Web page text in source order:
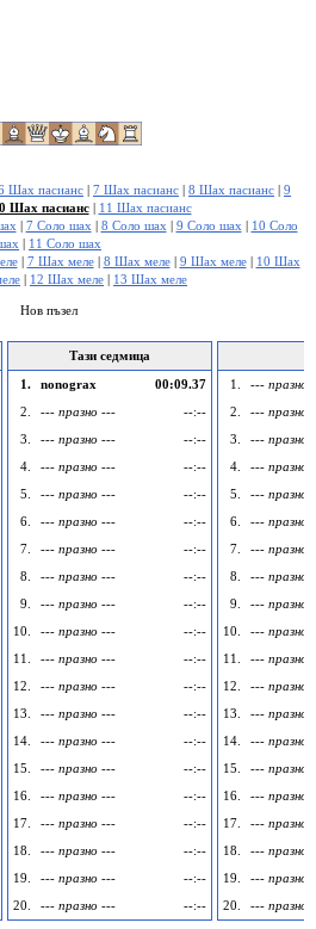
Шах пасианс | 7 Шах пасианс | 8 Шах пасианс | 9
Шах пасианс| 11 Шах пасианс
| 7 Соло шах | 8 Соло шах | 9 Соло шах | 10 Соло
| 11 Соло шах
| 7 Шах меле| 8 Шах меле| 9 Шах меле| 10 Шах
| 12 Шах меле | 13 Шах меле
Нов пъзел
Тази седмица
1.
nonograx
00:09.37
2.
--- празно ---
--:--
3.
--- празно ---
--:--
4.
--- празно ---
--:--
5.
--- празно ---
--:--
6.
--- празно ---
--:--
7.
--- празно ---
--:--
8.
--- празно ---
--:--
9.
--- празно ---
--:--
10.
--- празно ---
--:--
11.
--- празно ---
--:--
12.
--- празно ---
--:--
13.
--- празно ---
--:--
14.
--- празно ---
--:--
15.
--- празно ---
--:--
16.
--- празно ---
--:--
17.
--- празно ---
--:--
18.
--- празно ---
--:--
19.
--- празно ---
--:--
20.
--- празно --- --:--
1.
--- празно
2.
--- празно
3.
--- празно
4.
--- празно
5.
--- празно
6.
--- празно
7.
--- празно
8.
--- празно
9.
--- празно
10.
--- празно
11.
--- празно
12.
--- празно
13.
--- празно
14.
--- празно
15.
--- празно
16.
--- празно
17.
--- празно
18.
--- празно
19.
--- празно
20.
--- празно